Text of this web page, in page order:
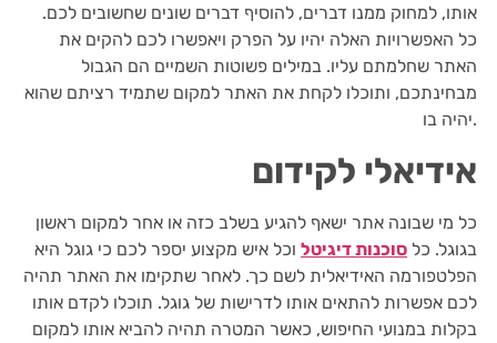
אותו, למחוק ממנו דברים, להוסיף דברים שונים שחשובים לכם.
כל האפשרויות האלה יהיו על הפרק ויאפשרו לכם להקים את
האתר שחלמתם עליו. במילים פשוטות השמיים הם הגבול
מבחינתכם, ותוכלו לקחת את האתר למקום שתמיד רציתם שהוא
יהיה בו.
אידיאלי לקידום
כל מי שבונה אתר ישאף להגיע בשלב כזה או אחר למקום ראשון
בגוגל. כל סוכנות דיגיטל וכל איש מקצוע יספר לכם כי גוגל היא
הפלטפורמה האידיאלית לשם כך. לאחר שתקימו את האתר תהיה
לכם אפשרות להתאים אותו לדרישות של גוגל. תוכלו לקדם אותו
בקלות במנועי החיפוש, כאשר המטרה תהיה להביא אותו למקום